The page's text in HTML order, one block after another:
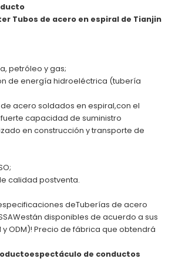
Tubos de acero en espiral de Tianjin
petróleo y gas;
de energía hidroeléctrica (tubería
de acero soldados en espiral,con el
capacidad de suministro
en construcción y transporte de
calidad postventa.
deTuberías de acero
están disponibles de acuerdo a sus
y ODM)! Precio de fábrica que obtendrá
espectáculo de conductos